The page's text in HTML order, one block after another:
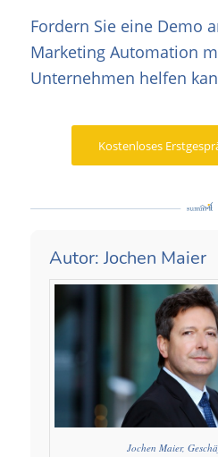
Fordern Sie eine Demo
Marketing Automation
Unternehmen helfen
Kostenloses
Autor: Jochen Maier
Jochen Maier,